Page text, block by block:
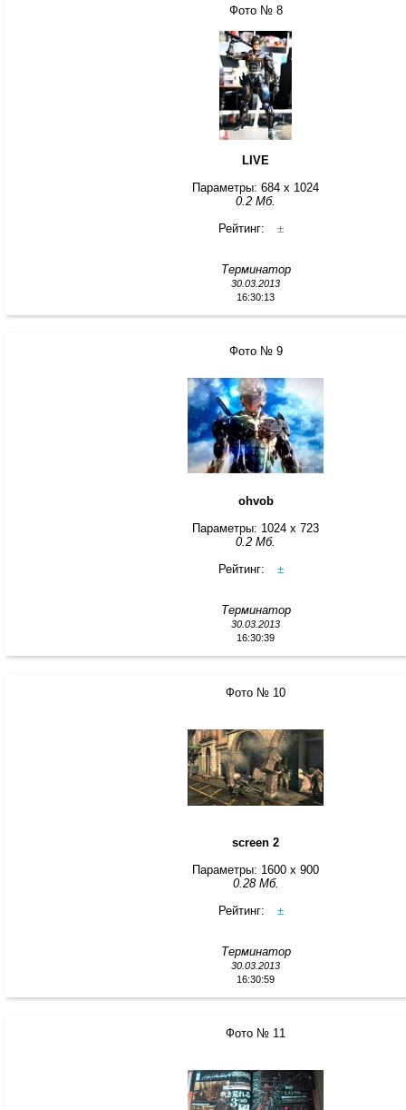
Фото № 8
LIVE
Параметры: 684 x 1024
0.2 Мб.
Рейтинг:
±
Терминатор
30.03.2013
16:30:13
Фото № 9
ohvob
Параметры: 1024 x 723
0.2 Мб.
Рейтинг:
±
Терминатор
30.03.2013
16:30:39
Фото № 10
screen 2
Параметры: 1600 x 900
0.28 Мб.
Рейтинг:
±
Терминатор
30.03.2013
16:30:59
Фото № 11